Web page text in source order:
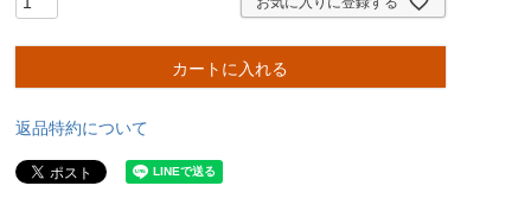
カートに入れる
返品特約について